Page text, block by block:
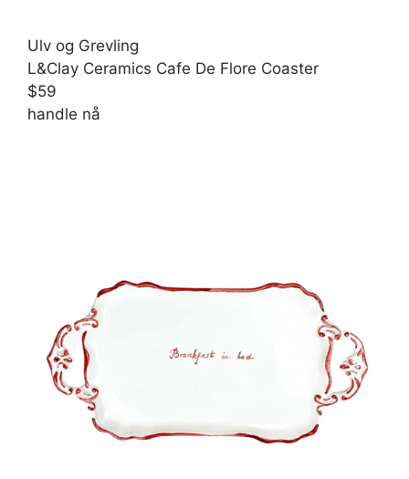
Ulv og Grevling
L&Clay Ceramics Cafe De Flore Coaster
$59
handle nå